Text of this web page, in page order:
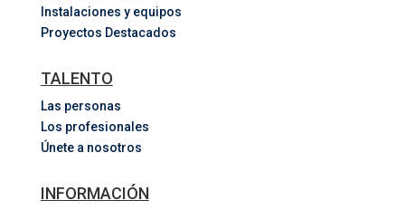
Instalaciones y equipos
Proyectos Destacados
TALENTO
Las personas
Los profesionales
Únete a nosotros
INFORMACIÓN